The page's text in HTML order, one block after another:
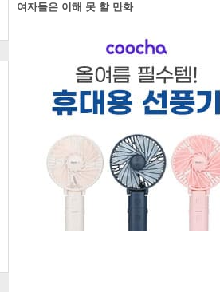
여자들은 이해 못 할 만화